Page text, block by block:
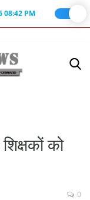
08:42 PM
को
0